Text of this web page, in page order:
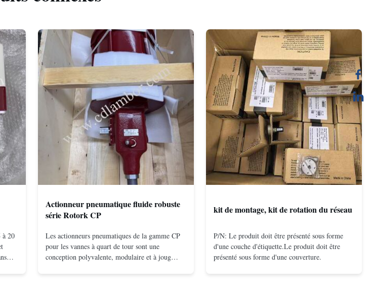
à 20
Actionneur pneumatique fluide robuste
série Rotork CP
Les actionneurs pneumatiques de la gamme CP
pour les vannes à quart de tour sont une
conception polyvalente, modulaire et à joug
kit de montage, kit de rotation du réseau
P/N: Le produit doit être présenté sous forme
d'une couche d'étiquette.Le produit doit être
présenté sous forme d'une couverture.